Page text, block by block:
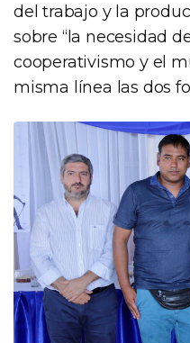
del trabajo y la
sobre “la necesidad
cooperativismo y el
misma línea las dos